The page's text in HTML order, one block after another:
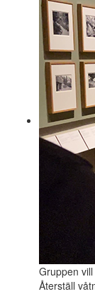
Gruppen
Återställ